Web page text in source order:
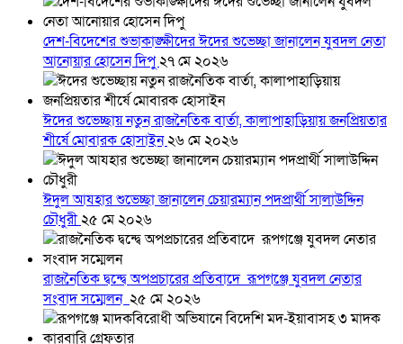
দেশ-বিদেশের শুভাকাঙ্ক্ষীদের ঈদের শুভেচ্ছা জানালেন যুবদল নেতা
আনোয়ার হোসেন দিপু২৭ মে ২০২৬
ঈদের শুভেচ্ছায় নতুন রাজনৈতিক বার্তা, কালাপাহাড়িয়ায় জনপ্রিয়তার
শীর্ষে মোবারক হোসাইন২৬ মে ২০২৬
ঈদুল আযহার শুভেচ্ছা জানালেন চেয়ারম্যান পদপ্রার্থী সালাউদ্দিন
চৌধুরী২৫ মে ২০২৬
রাজনৈতিক দ্বন্দ্বে অপপ্রচারের প্রতিবাদে ‎রূপগঞ্জে যুবদল নেতার
সংবাদ সম্মেলন ‎ ২৫ মে ২০২৬